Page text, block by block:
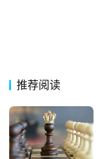
常
用
贺
词
登录
推荐阅读